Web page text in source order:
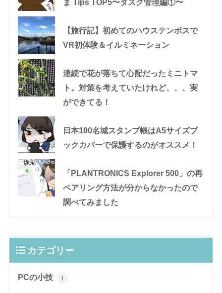
ま Tips TOP5〜タスク管理編①〜
【旅行記】初めてのハウステンボスで
VR初体験＆イルミネーション
連続で花が落ちて心配だったミニトマ
ト。対策を考えていたけれど、、、実
ができてる！
日本100名城スタンプ帳はA5サイズブ
ックカバーで保護するのがオススメ！
「PLANTRONICS Explorer 500」の再
ペアリング方法が分からなかったので
調べてみました
カテゴリー
PCの小技 1